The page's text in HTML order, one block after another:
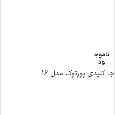
ناموج
ود
جا کلیدی پورتوک مدل 16